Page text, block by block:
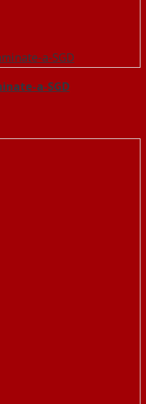
a-SGD